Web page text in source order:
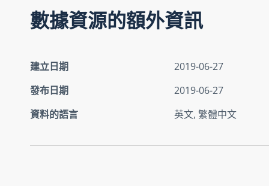
數據資源的額外資訊
建立日期
2019-06-27
發布日期
2019-06-27
資料的語言
英文, 繁體中文